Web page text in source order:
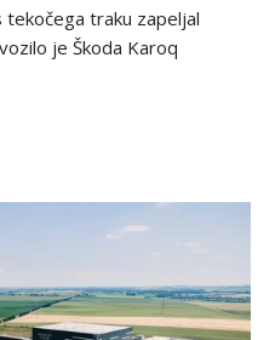
tekočega traku zapeljal
je Škoda Karoq